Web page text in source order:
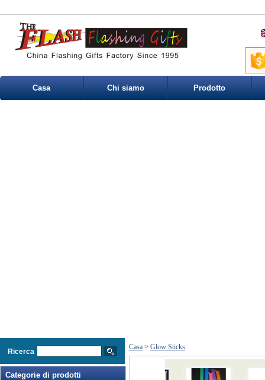
Casa Chi siamo Prodotto
Ricerca
Categorie di prodotti
Casa > Glow Sticks